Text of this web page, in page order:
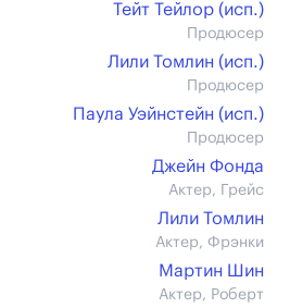
Тейт Тейлор (иcп.)
Продюсер
Лили Томлин (иcп.)
Продюсер
Паула Уэйнстейн (иcп.)
Продюсер
Джейн Фонда
Актер, Грейс
Лили Томлин
Актер, Фрэнки
Мартин Шин
Актер, Роберт